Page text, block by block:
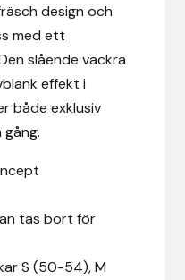
design och
med ett
slående vackra
effekt i
både exklusiv
tas bort för
S (50-54), M